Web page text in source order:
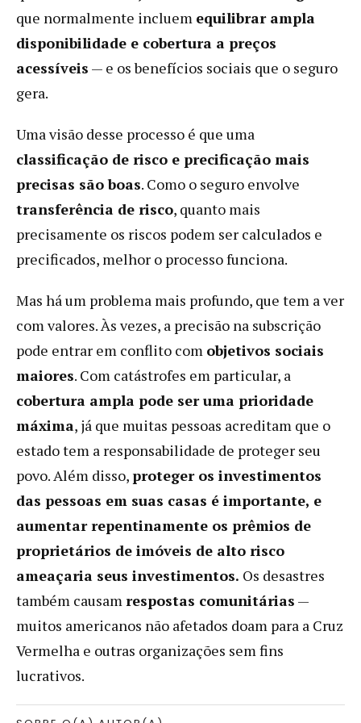
que normalmente incluem equilibrar ampla
disponibilidade e cobertura a preços
acessíveis — e os benefícios sociais que o seguro
gera.
Uma visão desse processo é que uma
classificação de risco e precificação mais
precisas são boas. Como o seguro envolve
transferência de risco, quanto mais
precisamente os riscos podem ser calculados e
precificados, melhor o processo funciona.
Mas há um problema mais profundo, que tem a ver
com valores. Às vezes, a precisão na subscrição
pode entrar em conflito com objetivos sociais
maiores. Com catástrofes em particular, a
cobertura ampla pode ser uma prioridade
máxima, já que muitas pessoas acreditam que o
estado tem a responsabilidade de proteger seu
povo. Além disso, proteger os investimentos
das pessoas em suas casas é importante, e
aumentar repentinamente os prêmios de
proprietários de imóveis de alto risco
ameaçaria seus investimentos. Os desastres
também causamrespostas comunitárias —
muitos americanos não afetados doam para a Cruz
Vermelha e outras organizações sem fins
lucrativos.